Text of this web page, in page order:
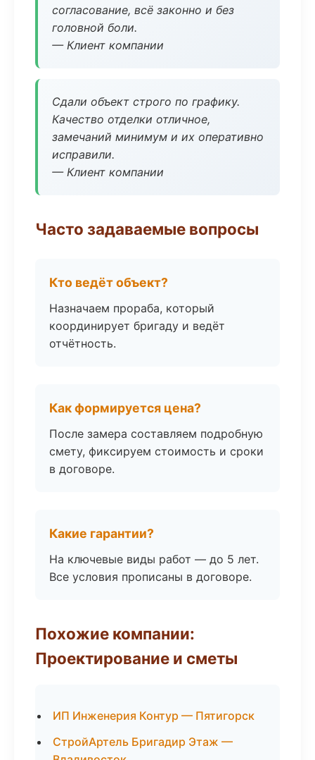
согласование, всё законно и без
головной боли.
— Клиент компании
Сдали объект строго по графику.
Качество отделки отличное,
замечаний минимум и их оперативно
исправили.
— Клиент компании
Часто задаваемые вопросы
Кто ведёт объект?
Назначаем прораба, который
координирует бригаду и ведёт
отчётность.
Как формируется цена?
После замера составляем подробную
смету, фиксируем стоимость и сроки
в договоре.
Какие гарантии?
На ключевые виды работ — до 5 лет.
Все условия прописаны в договоре.
Похожие компании:
Проектирование и сметы
ИП Инженерия Контур — Пятигорск
СтройАртель Бригадир Этаж —